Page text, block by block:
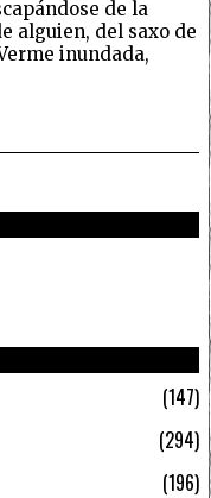
de la
alguien, del saxo de
inundada,
147
294
196